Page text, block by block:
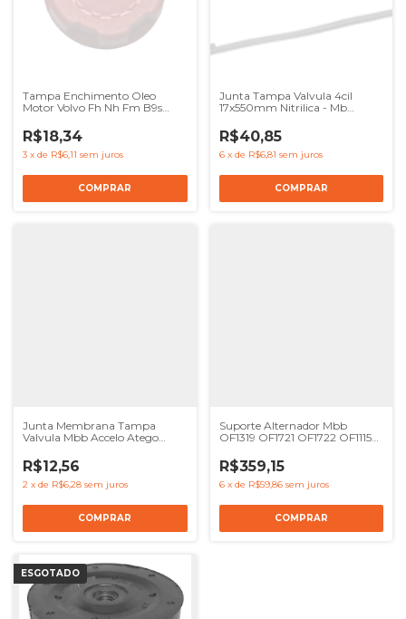
Tampa Enchimento Oleo
Motor Volvo Fh Nh Fm B9s
R$18,34
3 x de R$6,11 sem juros
Junta Tampa Valvula 4cil
17x550mm Nitrilica - Mb
R$40,85
6 x de R$6,81 sem juros
Junta Membrana Tampa
Valvula Mbb Accelo Atego
0000180233
R$12,56
2 x de R$6,28 sem juros
Suporte Alternador Mbb
OF1319 OF1721 OF1722 OF1115
OM926
R$359,15
6 x de R$59,86 sem juros
ESGOTADO